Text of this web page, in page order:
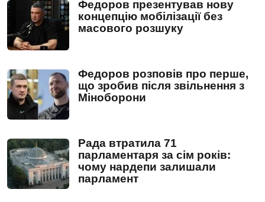
Федоров презентував нову
концепцію мобілізації без
масового розшуку
Федоров розповів про перше,
що зробив після звільнення з
Міноборони
Рада втратила 71
парламентаря за сім років:
чому нардепи залишали
парламент